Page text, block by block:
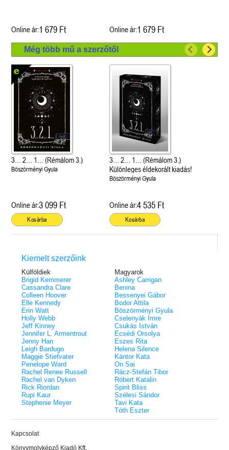
Online ár:1 679 Ft Online ár:1 679 Ft
Még több mű a szerzőtől
3… 2… 1… (Rémálom 3.)
Böszörményi Gyula
Online ár:3 099 Ft
Kosárba
3… 2… 1… (Rémálom 3.)
Különleges éldekorált kiadás!
Böszörményi Gyula
Online ár:4 535 Ft
Kosárba
Kiemelt szerzőink
Külföldiek
Brigid Kemmerer
Cassandra Clare
Colleen Hoover
Elle Kennedy
Erin Watt
Holly Webb
Jeff Kinney
Jennifer L. Armentrout
Jenny Han
Leigh Bardugo
Maggie Stiefvater
Penelope Ward
Rachel Renee Russell
Rachel van Dyken
Rick Riordan
Rupi Kaur
Stephenie Meyer
Magyarok
Ashley Carrigan
Benina
Bessenyei Gábor
Bodor Attila
Böszörményi Gyula
Cselenyák Imre
Csukás István
Ecsédi Orsolya
Eszes Rita
Helena Silence
Kántor Kata
On Sai
Rácz-Stefán Tibor
Róbert Katalin
Spirit Bliss
Szélesi Sándor
Tavi Kata
Tóth Eszter
Kapcsolat
Könyvmolyképző Kiadó Kft.